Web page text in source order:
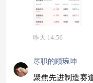
人，容错率更高
股历次调整后 如
昨天 14:56
尽职的顾琬坤
聚焦先进制造赛